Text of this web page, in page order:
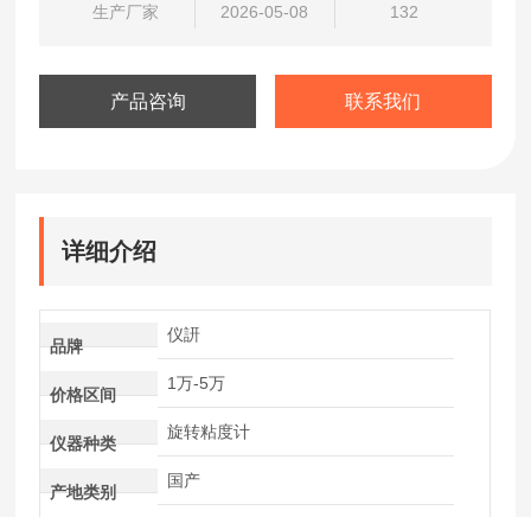
生产厂家
2026-05-08
132
产品咨询 联系我们
详细介绍
品牌
仪訮
价格区间
1万-5万
仪器种类
旋转粘度计
产地类别
国产